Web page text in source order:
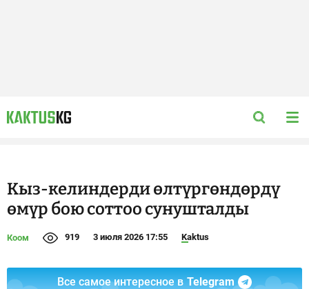
Кыз-келиндерди өлтүргөндөрдү
өмүр бою соттоо сунушталды
Коом 919 3 июля 2026 17:55 Kaktus
Все самое интересное в Telegram